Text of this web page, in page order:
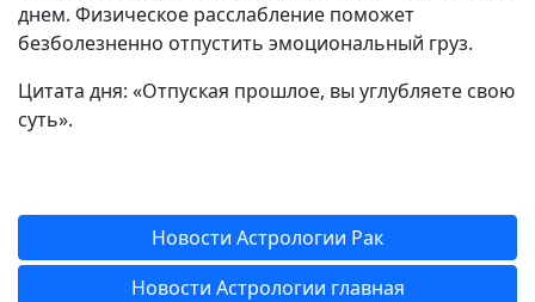
днем. Физическое расслабление поможет
безболезненно отпустить эмоциональный груз.
Цитата дня: «Отпуская прошлое, вы углубляете свою
суть».
Новости Астрологии Рак
Новости Астрологии главная